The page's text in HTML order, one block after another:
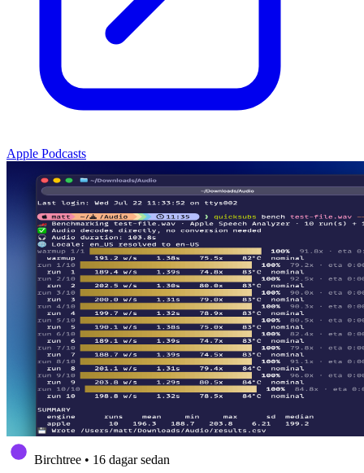
Apple Podcasts
Birchtree • 16 dagar sedan